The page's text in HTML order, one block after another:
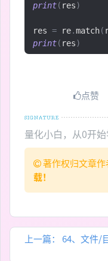
print( res)
res = re.match(
print( res)
点赞
量化小白，从0开始
著作权归文章作
载！
上一篇：
64、文件/